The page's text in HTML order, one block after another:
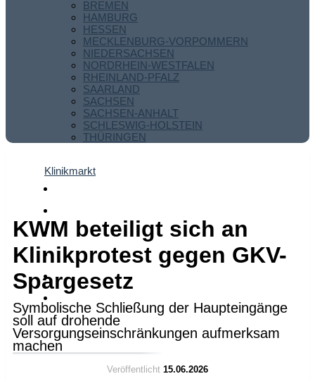
BREMEN
HAMBURG
HESSEN
MECKLENBURG-VORPOMMERN
NIEDERSACHSEN
NORDRHEIN-WESTFALEN
RHEINLAND-PFALZ
SAARLAND
SACHSEN
SACHSEN-ANHALT
SCHLESWIG-HOLSTEIN
THÜRINGEN
Klinikmarkt
KWM beteiligt sich an
Klinikprotest gegen GKV-
Spargesetz
Symbolische Schließung der Haupteingänge
soll auf drohende
Versorgungseinschränkungen aufmerksam
machen
Veröffentlicht 15.06.2026